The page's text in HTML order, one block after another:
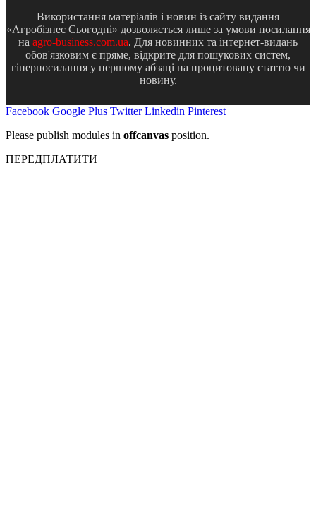
Використання матеріалів і новин із сайту видання
«Агробізнес Сьогодні» дозволяється лише за умови посилання
на agro-business.com.ua. Для новинних та інтернет-видань
обов'язковим є пряме, відкрите для пошукових систем,
гіперпосилання у першому абзаці на процитовану статтю чи
новину.
Facebook Google Plus Twitter Linkedin Pinterest
Please publish modules in offcanvas position.
ПЕРЕДПЛАТИТИ